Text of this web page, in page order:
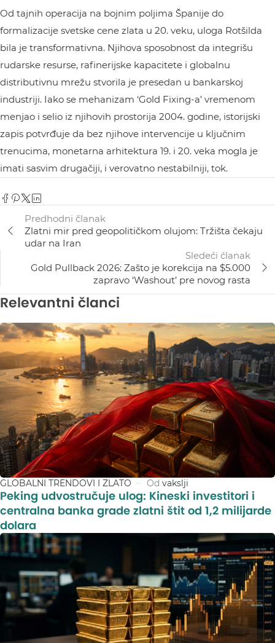
Od tajnih operacija na bojnim poljima Španije do
formalizacije svetske cene zlata u 20. veku, uloga Rotšilda
bila je transformativna. Njihova sposobnost da integrišu
rudarske resurse, rafinerijske kapacitete i globalnu
distributivnu mrežu stvorila je presedan u bankarskoj
industriji. Iako se mehanizam ‘Gold Fixing-a’ vremenom
menjao i selio iz njihovih prostorija 2004. godine, istorijski
zapis potvrđuje da bez njihove intervencije u ključnim
trenucima, monetarna arhitektura 19. i 20. veka mogla je
imati sasvim drugačiji, i verovatno nestabilniji, tok.
Predhodni članak
Zlatni mir pred geopolitičkom olujom: Tržišta čekaju
udar na Iran
Sledeći ćlanak
Gold Pullback 2026: Zašto je korekcija na $5.000
zapravo ‘Washout’ pre novog rasta
Relevantni članci
GLOBALNI TRENDOVI I ZLATO Od vakslji
Peking udvostručuje ulog: Kineski investitori i
centralna banka grade zlatni štit od 1,2 milijarde
dolara